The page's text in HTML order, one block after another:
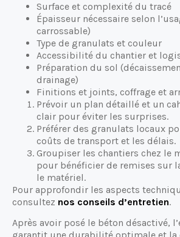
Surface et complexité du tracé
Épaisseur nécessaire selon
carrossable)
Type de granulats et couleur
Accessibilité du chantier et
Préparation du sol
drainage)
Finitions et joints, coffrage et
Prévoir un plan détaillé et un
clair pour éviter les surprises.
Préférer des granulats locaux
coûts de transport et les délais.
Groupiser les chantiers chez le
pour bénéficier de remises sur
le matériel.
Pour approfondir les aspects
consultez nos conseils d’entretien.
Après avoir posé le béton désactivé,